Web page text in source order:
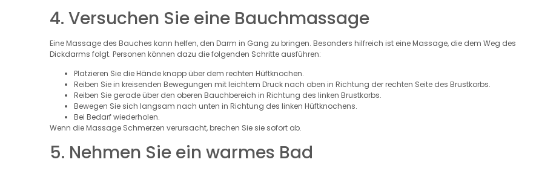
4. Versuchen Sie eine Bauchmassage
Eine Massage des Bauches kann helfen, den Darm in Gang zu bringen. Besonders hilfreich ist eine Massage, die dem Weg des
Dickdarms folgt. Personen können dazu die folgenden Schritte ausführen:
Platzieren Sie die Hände knapp über dem rechten Hüftknochen.
Reiben Sie in kreisenden Bewegungen mit leichtem Druck nach oben in Richtung der rechten Seite des Brustkorbs.
Reiben Sie gerade über den oberen Bauchbereich in Richtung des linken Brustkorbs.
Bewegen Sie sich langsam nach unten in Richtung des linken Hüftknochens.
Bei Bedarf wiederholen.
Wenn die Massage Schmerzen verursacht, brechen Sie sie sofort ab.
5. Nehmen Sie ein warmes Bad